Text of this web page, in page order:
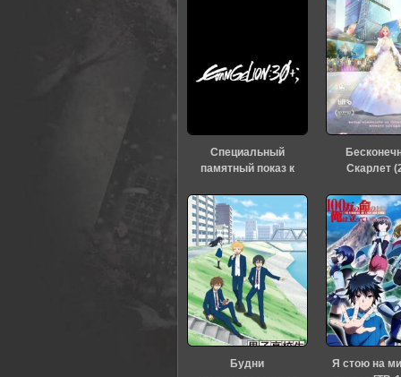
Специальный
памятный показ к
«Евангелиона» (2026)
Скарлет
Будни
Я стою на